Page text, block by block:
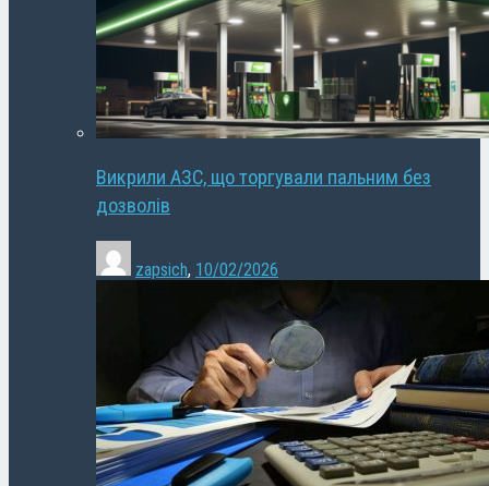
Викрили АЗС, що торгували пальним без
дозволів
zapsich, 10/02/2026